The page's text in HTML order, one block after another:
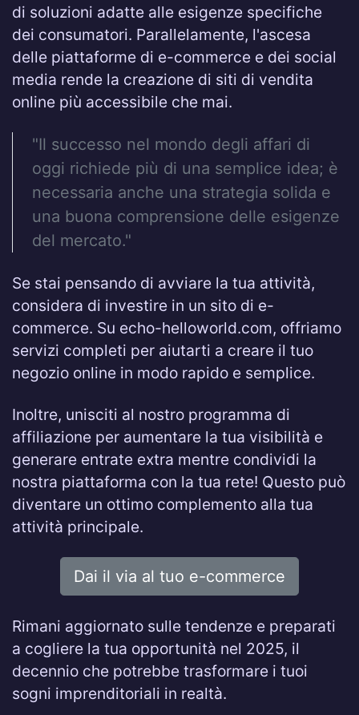
di soluzioni adatte alle esigenze specifiche
dei consumatori. Parallelamente, l'ascesa
delle piattaforme di e-commerce e dei social
media rende la creazione di siti di vendita
online più accessibile che mai.
"Il successo nel mondo degli affari di
oggi richiede più di una semplice idea; è
necessaria anche una strategia solida e
una buona comprensione delle esigenze
del mercato."
Se stai pensando di avviare la tua attività,
considera di investire in un sito di e-
commerce. Su echo-helloworld.com, offriamo
servizi completi per aiutarti a creare il tuo
negozio online in modo rapido e semplice.
Inoltre, unisciti al nostro programma di
affiliazione per aumentare la tua visibilità e
generare entrate extra mentre condividi la
nostra piattaforma con la tua rete! Questo può
diventare un ottimo complemento alla tua
attività principale.
Dai il via al tuo e-commerce
Rimani aggiornato sulle tendenze e preparati
a cogliere la tua opportunità nel 2025, il
decennio che potrebbe trasformare i tuoi
sogni imprenditoriali in realtà.